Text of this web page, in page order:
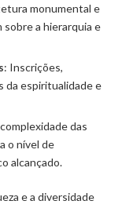
monumental e
sobre a hierarquia e
: Inscrições,
da espiritualidade e
das
o nível de
alcançado.
e a diversidade